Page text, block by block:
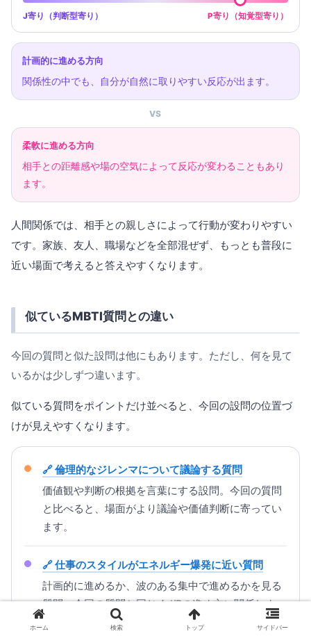
J寄り（判断型寄り） P寄り（知覚型寄り）
計画的に進める方向
関係性の中でも、自分が自然に取りやすい反応が出ます。
VS
柔軟に進める方向
相手との距離感や場の空気によって反応が変わることもあり
ます。
人間関係では、相手との親しさによって行動が変わりやすい
です。家族、友人、職場などを全部混ぜず、もっとも普段に
近い場面で考えると答えやすくなります。
似ているMBTI質問との違い
今回の質問と似た設問は他にもあります。ただし、何を見て
いるかは少しずつ違います。
似ている質問をポイントだけ並べると、今回の設問の位置づ
けが見えやすくなります。
倫理的なジレンマについて議論する質問
価値観や判断の根拠を言葉にする設問。今回の質問
と比べると、場面がより議論や価値判断に寄ってい
ます。
仕事のスタイルがエネルギー爆発に近い質問
計画的に進めるか、波のある集中で進めるかを見る
質問。今回の質問と同じくJ/Pの進め方に関係しま
す。
ホーム 検索 トップ サイドバー